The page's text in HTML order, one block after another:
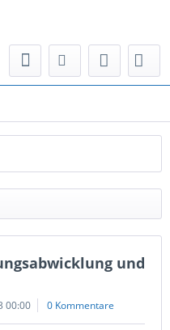
und
00:00 0 Kommentare